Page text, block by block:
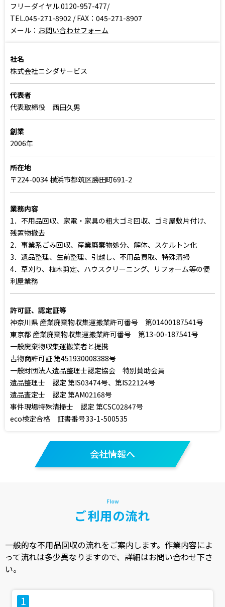
フリーダイヤル.0120-957-477/
TEL.045-271-8902 / FAX：045-271-8907
メール： お問い合わせフォーム
社名
株式会社ニシダサービス
代表者
代表取締役 西田久男
創業
2006年
所在地
〒224-0034 横浜市都筑区勝田町691-2
業務内容
1．不用品回収、家電・家具の粗大ゴミ回収、ゴミ屋敷片付け、
残置物撤去
2．事業系ごみ回収、産業廃棄物処分、解体、スケルトン化
3．遺品整理、生前整理、引越し、不用品買取、特殊清掃
4．草刈り、植木剪定、ハウスクリーニング、リフォーム等の便
利屋業務
許可証、認定証等
神奈川県 産業廃棄物収集運搬業許可番号 第01400187541号
東京都 産業廃棄物収集運搬業許可番号 第13-00-187541号
一般廃棄物収集運搬業者と提携
古物商許可証 第451930008388号
一般財団法人遺品整理士認定協会 特別賛助会員
遺品整理士 認定 第IS03474号、第IS22124号
遺品査定士 認定 第AM02168号
事件現場特殊清掃士 認定 第CSC02847号
eco検定合格 証書番号33-1-500535
会社情報へ
ご利用の流れ
一般的な不用品回収の流れをご案内します。作業内容によ
って流れは多少異なりますので、詳細はお問い合わせ下さ
い。